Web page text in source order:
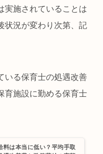
実施されていることは
状況が変わり次第、記
いる保育士の処遇改善
育施設に勤める保育士
料は本当に低い？平均手取